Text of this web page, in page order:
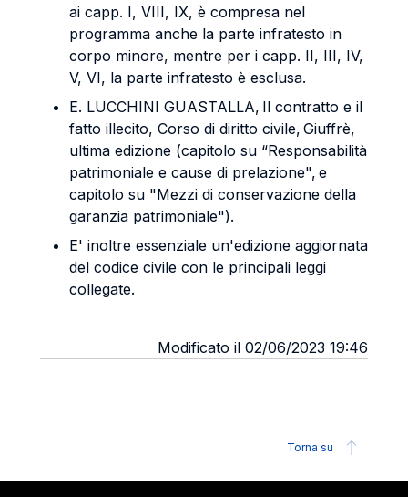
ai capp. I, VIII, IX, è compresa nel
programma anche la parte infratesto in
corpo minore, mentre per i capp. II, III, IV,
V, VI, la parte infratesto è esclusa.
E. LUCCHINI GUASTALLA, Il contratto e il
fatto illecito, Corso di diritto civile, Giuffrè,
ultima edizione (capitolo su “Responsabilità
patrimoniale e cause di prelazione", e
capitolo su "Mezzi di conservazione della
garanzia patrimoniale").
E' inoltre essenziale un'edizione aggiornata
del codice civile con le principali leggi
collegate.
Modificato il 02/06/2023 19:46
Torna su